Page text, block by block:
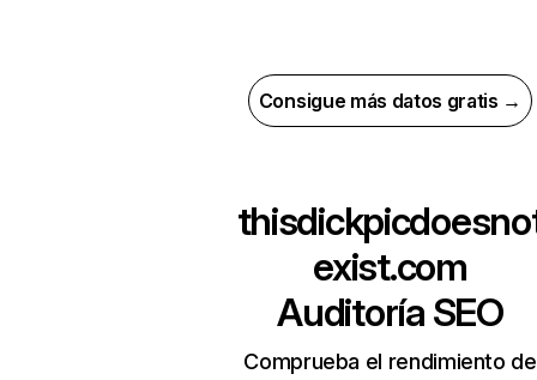
Consigue más datos gratis →
exist.com
Auditoría SEO
Comprueba el rendimiento de